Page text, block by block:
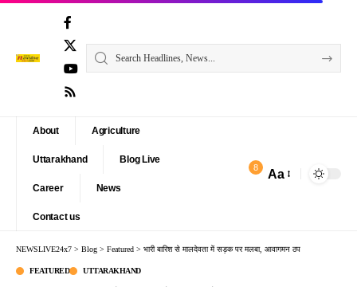
About Agriculture
Uttarakhand Blog Live
Career News
Contact us
8 Aa
NEWSLIVE24x7 > Blog > Featured > भारी बारिश से मालदेवता में सड़क पर मलबा, आवागमन ठप
FEATURED UTTARAKHAND